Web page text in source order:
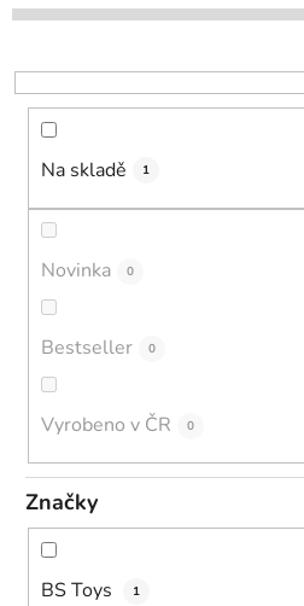
d
k
t
Na skladě 1
Novinka 0
Bestseller 0
Vyrobeno v ČR 0
Značky
BS Toys 1